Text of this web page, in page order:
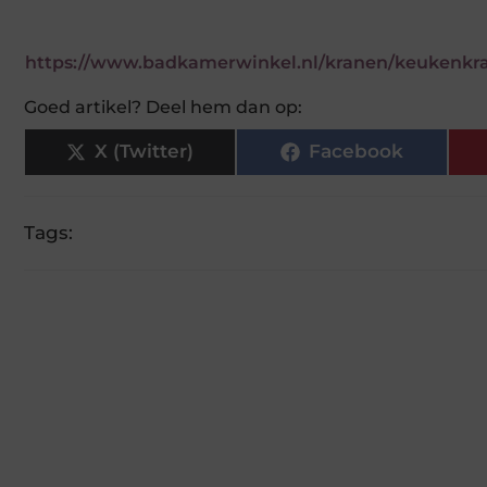
https://www.badkamerwinkel.nl/kranen/
Goed artikel? Deel hem dan op:
X (Twitter) Facebook
Tags: